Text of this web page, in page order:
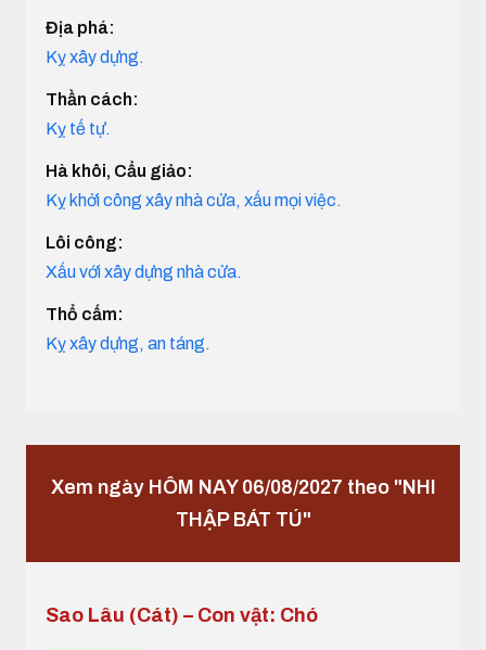
Địa phá:
Kỵ xây dựng.
Thần cách:
Kỵ tế tự.
Hà khôi, Cẩu giảo:
Kỵ khởi công xây nhà cửa, xấu mọi việc.
Lôi công:
Xấu với xây dựng nhà cửa.
Thổ cấm:
Kỵ xây dựng, an táng.
Xem ngày HÔM NAY 06/08/2027 theo "NHI
THẬP BÁT TÚ"
Sao Lâu (Cát) – Con vật: Chó